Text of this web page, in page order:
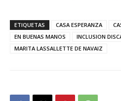
ETIQUETAS CASA ESPERANZA
EN BUENAS MANOS
INCLUSION
MARITA LASSALLETTE DE NAVAIZ